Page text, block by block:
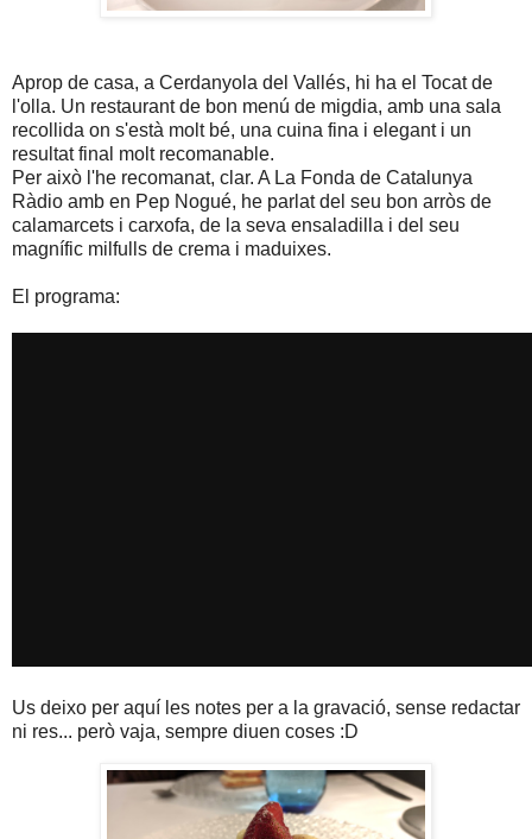
Aprop de casa, a Cerdanyola del Vallés, hi ha el Tocat de
l'olla. Un restaurant de bon menú de migdia, amb una sala
recollida on s'està molt bé, una cuina fina i elegant i un
resultat final molt recomanable.
Per això l'he recomanat, clar. A La Fonda de Catalunya
Ràdio amb en Pep Nogué, he parlat del seu bon arròs de
calamarcets i carxofa, de la seva ensaladilla i del seu
magnífic milfulls de crema i maduixes.
El programa:
Us deixo per aquí les notes per a la gravació, sense redactar
ni res... però vaja, sempre diuen coses :D